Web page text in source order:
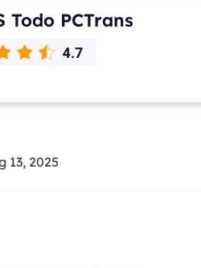
Todo PCTrans
13, 2025